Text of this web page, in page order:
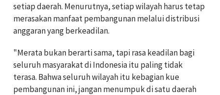
setiap daerah. Menurutnya, setiap wilayah harus tetap
merasakan manfaat pembangunan melalui distribusi
anggaran yang berkeadilan.
"Merata bukan berarti sama, tapi rasa keadilan bagi
seluruh masyarakat di Indonesia itu paling tidak
terasa. Bahwa seluruh wilayah itu kebagian kue
pembangunan ini, jangan menumpuk di satu daerah